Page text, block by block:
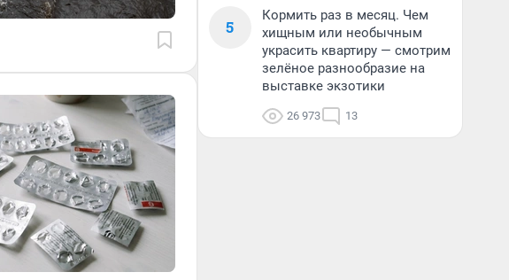
5
Кормить раз в месяц. Чем
хищным или необычным
украсить квартиру — смотрим
зелёное разнообразие на
выставке экзотики
26 973 13